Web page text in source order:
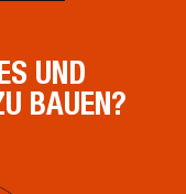
UND K
BAUEN?